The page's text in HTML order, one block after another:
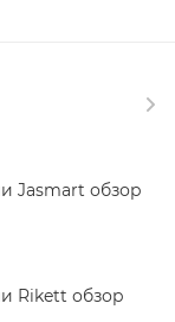
Jasmart обзор
Rikett обзор